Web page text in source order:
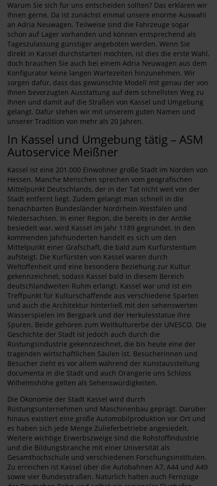
Warum Sie sich für uns entscheiden sollten? Das erklären wir
Ihnen gerne. Da ist zunächst einmal unsere enorme Auswahl
an Adria Neuwagen. Teilweise sind die Fahrzeuge sogar
schon auf Lager vorhanden und können entsprechend als
Tageszulassung günstiger angeboten werden. Wenn Sie
direkt in Kassel durchstarten möchten, ist dies die erste Wahl,
doch brauchen Sie auch bei einem Adria Neuwagen aus dem
Konfigurator keine langen Wartezeiten hinzunehmen. Wir
sorgen dafür, dass das gewünschte Modell mit genau der von
Ihnen bevorzugten Ausstattung auf dem schnellsten Weg zu
Ihnen und damit auf die Straßen von Kassel und Umgebung
gelangt. Dafür stehen wir mit unserem guten Namen und
unserer Tradition von mehr als 20 Jahren.
In Kassel und Umgebung tätig – ASM
Autoservice Meißner
Kassel ist eine 201.000 Einwohner große Stadt im Norden von
Hessen. Manche Menschen sprechen vom geografischen
Mittelpunkt Deutschlands, der in der Tat nicht weit von der
Stadt entfernt liegt. Zudem gelangt man schnell in die
benachbarten Bundesländer Nordrhein-Westfalen und
Niedersachsen. In einer Region, die bereits in der Antike
besiedelt war, wird Kassel im Jahr 1189 gegründet. In den
kommenden Jahrhunderten handelt es sich um den
Mittelpunkt einer Grafschaft, die bald zum Kurfürstentum
aufsteigt. Die Kurfürsten von Kassel waren durch
Weltoffenheit und eine besondere Beziehung zur Kultur
gekennzeichnet, sodass Kassel bald in diesem Bereich
deutschlandweiten Ruhm erlangt. Kassel war und ist ein
Treffpunkt für Kulturschaffende aus verschiedene Sparten
und auch die Architektur hinterließ mit den sehenswerten
Wasserspielen im Bergpark und der Herkulesstatue ihre
Spuren. Beide gehören zum Weltkulturerbe der UNESCO. Die
Geschichte der Stadt ist jedoch auch durch die
Rüstungsindustrie gekennzeichnet, die bis heute eine der
tragenden wirtschaftlichen Säulen ist. Besucherinnen und
Besucher zieht es vor allem während der Kunstausstellung
documenta in die Stadt und auch Orangerie uns Schloss
Wilhelmshöhe gelten als Sehenswürdigkeiten.
Die Ökonomie der Stadt Kassel wird durch
Rüstungsunternehmen und Maschinenbau geprägt. Darüber
hinaus existiert eine große Automobilproduktion vor Ort und
es haben sich jede Menge Zulieferbetriebe angesiedelt.
Weitere wichtige Erwerbszweige sind die Rohstoffindustrie
und die Bildungsbranche mit einer Universität als
Gesamthochschule und verschiedenen Forschungsinstituten.
Zu erreichen ist Kassel über die Autobahnen A7, A44 und A49
sowie vier Bundesstraßen. Natürlich halten auch Fernzüge